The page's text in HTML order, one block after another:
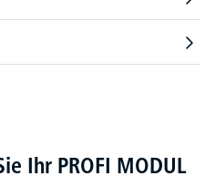
Ihr PROFI MODUL